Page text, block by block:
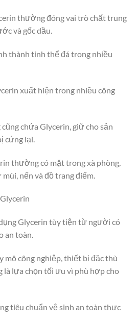
thường đóng vai trò chất trung
và gốc dầu.
thành tinh thể đá trong nhiều
xuất hiện trong nhiều công
chứa Glycerin, giữ cho sản
cứng lại.
thường có mặt trong xà phòng,
nến và đồ trang điểm.
Glycerin tùy tiện từ người có
an toàn.
mô công nghiệp, thiết bị đặc thù
là lựa chọn tối ưu vì phù hợp cho
tiêu chuẩn vệ sinh an toàn thực